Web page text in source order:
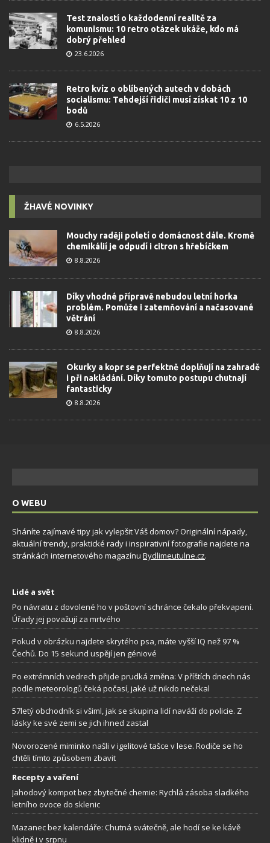
Test znalostí o každodenní realitě za
komunismu: 10 retro otázek ukáže, kdo má
dobrý přehled
23.6.2026
Retro kvíz o oblíbených autech v dobách
socialismu: Tehdejší řidiči musí získat 10 z 10
bodů
6.5.2026
ŽHAVÉ NOVINKY
Mouchy raději poletí o domácnost dále. Kromě
chemikálií je odpudí i citron s hřebíčkem
8.8.2026
Díky vhodné přípravě nebudou letní horka
problém. Pomůže i zatemňování a načasované
větrání
8.8.2026
Okurky a kopr se perfektně doplňují na zahradě
i při nakládání. Díky tomuto postupu chutnají
fantasticky
8.8.2026
O WEBU
Sháníte zajímavé tipy jak vylepšit Váš domov? Originální nápady,
aktuální trendy, praktické rady i inspirativní fotografie najdete na
stránkách internetového magazínu Bydlimeutulne.cz.
Lidé a svět
Po návratu z dovolené ho v poštovní schránce čekalo překvapení.
Úřady jej považují za mrtvého
Pokud v obrázku najdete skrytého psa, máte vyšší IQ než 97 %
Čechů. Do 15 sekund uspějí jen géniové
Po extrémních vedrech přijde prudká změna: V příštích dnech nás
podle meteorologů čeká počasí, jaké už nikdo nečekal
57letý obchodník si všiml, jak se skupina lidí naváží do policie. Z
lásky ke své zemi se jich ihned zastal
Novorozené miminko našli v igelitové tašce v lese. Rodiče se ho
chtěli tímto způsobem zbavit
Recepty a vaření
Jahodový kompot bez zbytečné chemie: Rychlá zásoba sladkého
letního ovoce do sklenic
Mazanec bez kalendáře: Chutná svátečně, ale hodí se ke kávě
klidně i v srpnu